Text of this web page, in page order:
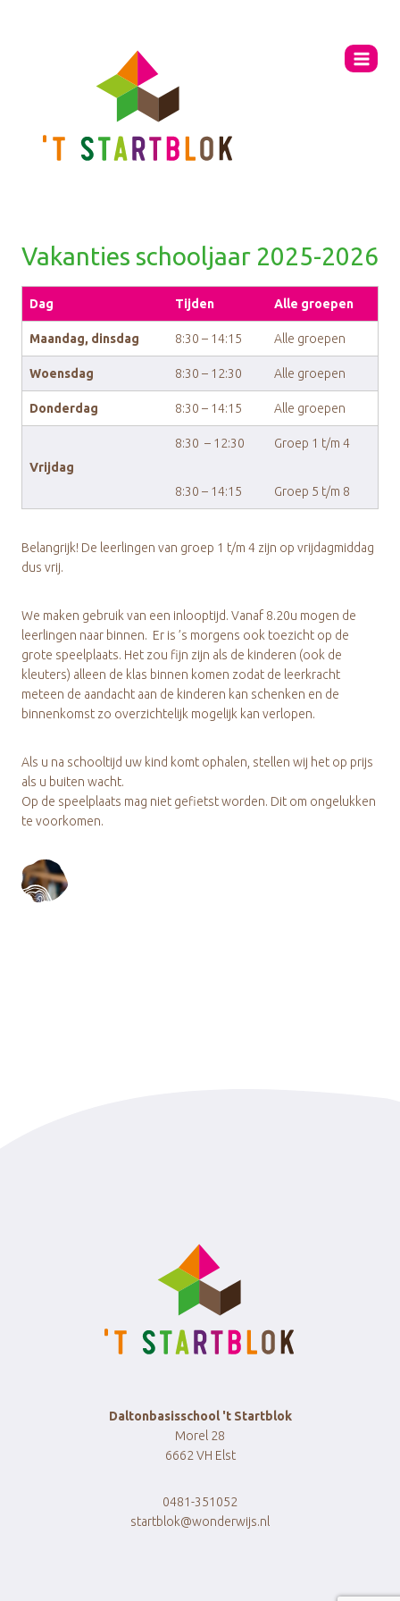
Vakanties schooljaar 2025-2026
Dag Tijden Alle groepen
Maandag, dinsdag 8:30 – 14:15 Alle groepen
Woensdag 8:30 – 12:30 Alle groepen
Donderdag 8:30 – 14:15 Alle groepen
Vrijdag
8:30 – 12:30
8:30 – 14:15
Groep 1 t/m 4
Groep 5 t/m 8
Belangrijk! De leerlingen van groep 1 t/m 4 zijn op vrijdagmiddag
dus vrij.
We maken gebruik van een inlooptijd. Vanaf 8.20u mogen de
leerlingen naar binnen. Er is ’s morgens ook toezicht op de
grote speelplaats. Het zou fijn zijn als de kinderen (ook de
kleuters) alleen de klas binnen komen zodat de leerkracht
meteen de aandacht aan de kinderen kan schenken en de
binnenkomst zo overzichtelijk mogelijk kan verlopen.
Als u na schooltijd uw kind komt ophalen, stellen wij het op prijs
als u buiten wacht.
Op de speelplaats mag niet gefietst worden. Dit om ongelukken
te voorkomen.
Daltonbasisschool 't Startblok
Morel 28
6662 VH Elst
0481-351052
startblok@wonderwijs.nl